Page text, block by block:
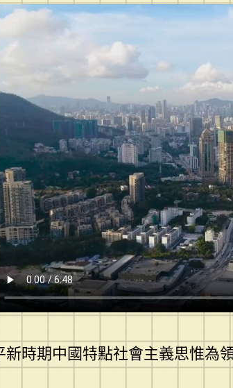
時期中國特點社會主義思惟為